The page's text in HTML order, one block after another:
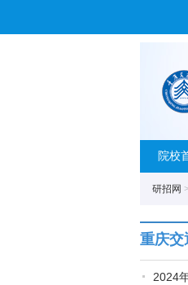
院校
研招网 >
重庆交
2024